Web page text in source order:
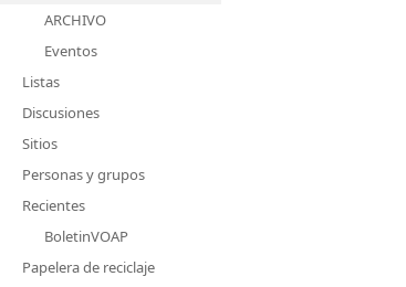
ARCHIVO
Eventos
Listas
Discusiones
Sitios
Personas y grupos
Recientes
BoletinVOAP
Papelera de reciclaje